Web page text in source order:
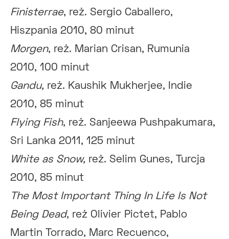
Finisterrae, reż. Sergio Caballero,
Hiszpania 2010, 80 minut
Morgen, reż. Marian Crisan, Rumunia
2010, 100 minut
Gandu, reż. Kaushik Mukherjee, Indie
2010, 85 minut
Flying Fish, reż. Sanjeewa Pushpakumara,
Sri Lanka 2011, 125 minut
White as Snow, reż. Selim Gunes, Turcja
2010, 85 minut
The Most Important Thing In Life Is Not
Being Dead, reż Olivier Pictet, Pablo
Martin Torrado, Marc Recuenco,